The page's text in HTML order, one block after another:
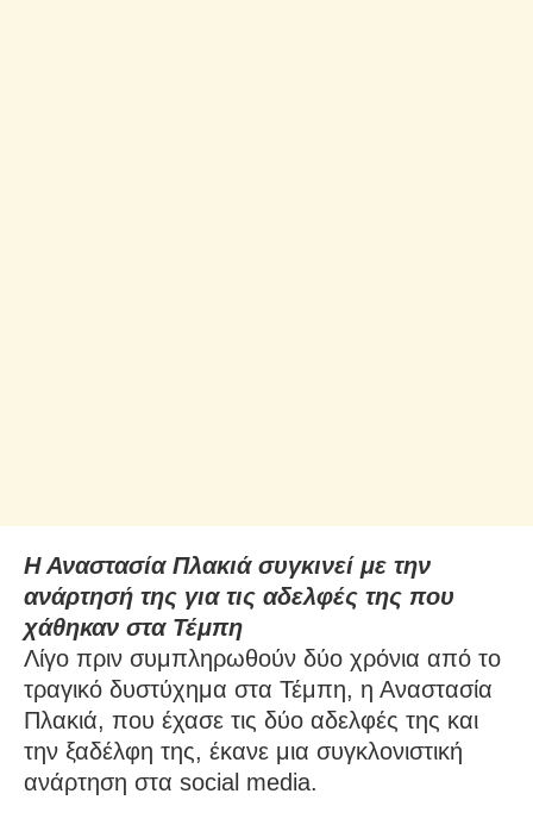
Η Αναστασία Πλακιά συγκινεί με την
ανάρτησή της για τις αδελφές της που
χάθηκαν στα Τέμπη
Λίγο πριν συμπληρωθούν δύο χρόνια από το
τραγικό δυστύχημα στα Τέμπη, η Αναστασία
Πλακιά, που έχασε τις δύο αδελφές της και
την ξαδέλφη της, έκανε μια συγκλονιστική
ανάρτηση στα social media.